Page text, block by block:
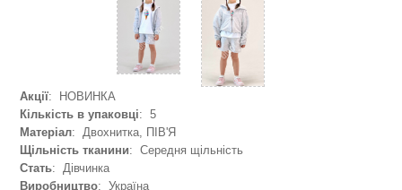
Акції: НОВИНКА
Кількість в упаковці: 5
Матеріал: Двохнитка, ПІВ'Я
Щільність тканини: Середня щільність
Стать: Дівчинка
Виробництво: Україна